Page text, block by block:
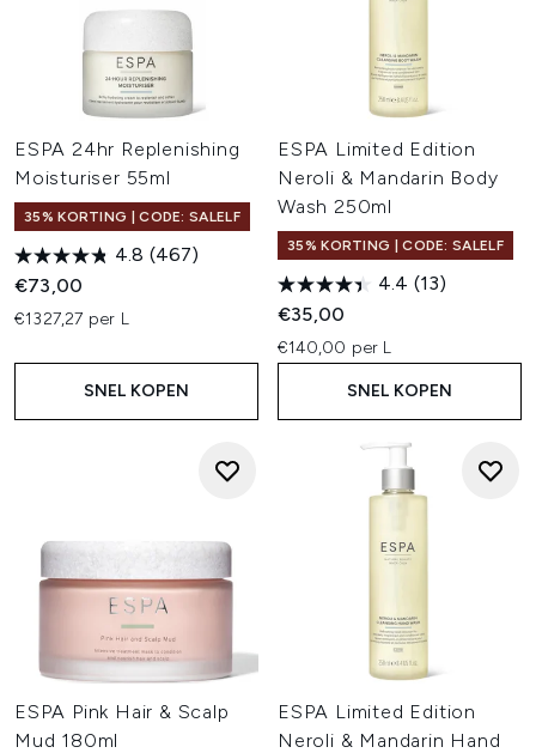
ESPA 24hr Replenishing
Moisturiser 55ml
35% KORTING | CODE: SALELF
4.8 (467)
€73,00
€1327,27 per L
SNEL KOPEN
ESPA Limited Edition
Neroli & Mandarin Body
Wash 250ml
35% KORTING | CODE: SALELF
4.4 (13)
€35,00
€140,00 per L
SNEL KOPEN
ESPA Pink Hair & Scalp
Mud 180ml
ESPA Limited Edition
Neroli & Mandarin Hand